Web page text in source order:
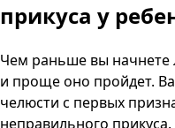
прикуса у
Чем раньше вы
и проще оно пройдет.
челюсти с первых
неправильного прикуса.